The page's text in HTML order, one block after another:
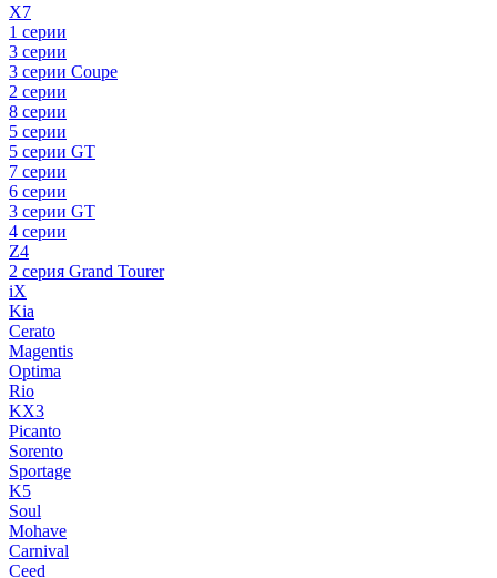
X7
1 серии
3 серии
3 серии Coupe
2 серии
8 серии
5 серии
5 серии GT
7 серии
6 серии
3 серии GT
4 серии
Z4
2 серия Grand Tourer
iX
Kia
Cerato
Magentis
Optima
Rio
KX3
Picanto
Sorento
Sportage
K5
Soul
Mohave
Carnival
Ceed